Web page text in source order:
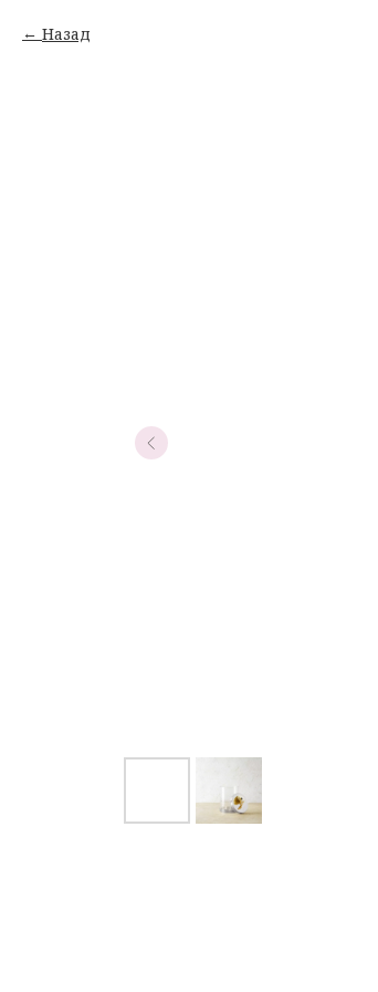
Назад